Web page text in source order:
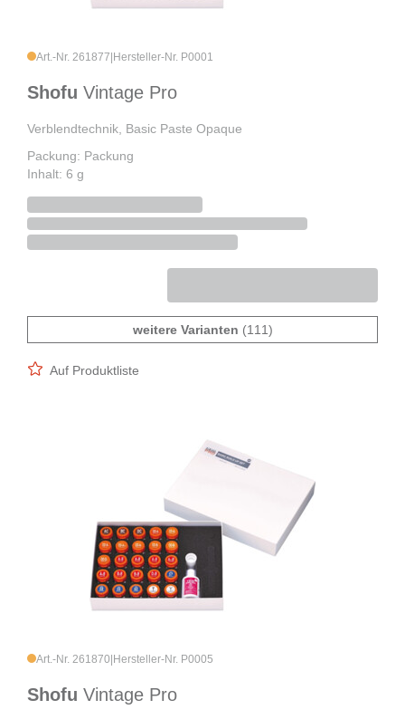
Art.-Nr. 261877 Hersteller-Nr. P0001
Shofu Vintage Pro
Verblendtechnik, Basic Paste Opaque
Packung: Packung
Inhalt: 6 g
weitere Varianten (111)
Auf Produktliste
Art.-Nr. 261870 Hersteller-Nr. P0005
Shofu Vintage Pro